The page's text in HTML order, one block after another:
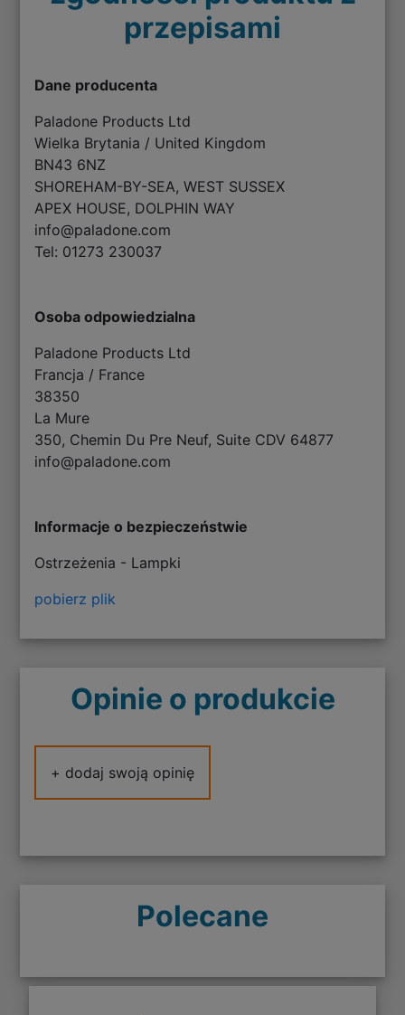
przepisami
Dane producenta
Paladone Products Ltd
Wielka Brytania / United Kingdom
BN43 6NZ
SHOREHAM-BY-SEA, WEST SUSSEX
APEX HOUSE, DOLPHIN WAY
info@paladone.com
Tel: 01273 230037
Osoba odpowiedzialna
Paladone Products Ltd
Francja / France
38350
La Mure
350, Chemin Du Pre Neuf, Suite CDV 64877
info@paladone.com
Informacje o bezpieczeństwie
Ostrzeżenia - Lampki
pobierz plik
Opinie o produkcie
+ dodaj swoją opinię
Polecane